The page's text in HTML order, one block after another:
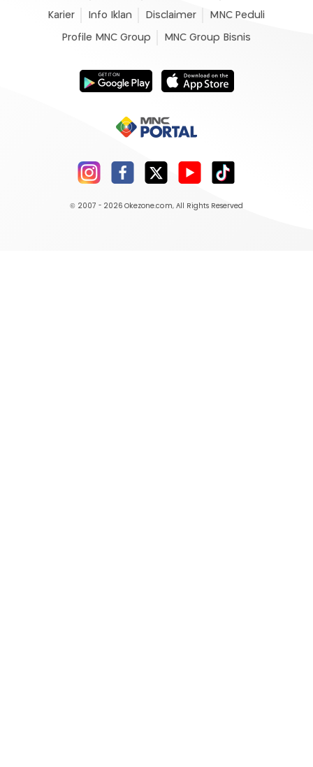
Karier Info Iklan Disclaimer MNC Peduli
Profile MNC Group MNC Group Bisnis
© 2007 - 2026 Okezone.com, All Rights Reserved